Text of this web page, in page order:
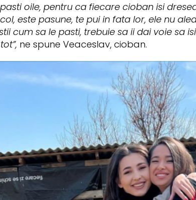
oile, pentru ca fiecare cioban isi
este pasune, te pui in fata lor, ele nu
cum sa le pasti, trebuie sa ii dai voie sa
ne spune Veaceslav, cioban.